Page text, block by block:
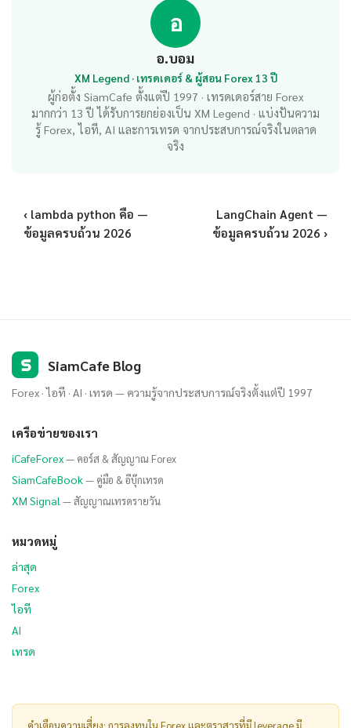
อ
อ.บอม
XM Legend · เทรดเดอร์ & ผู้สอน Forex 13 ปี
ผู้ก่อตั้ง SiamCafe ตั้งแต่ปี 1997 · เทรดเดอร์สาย Forex
มากกว่า 13 ปี ได้รับการยกย่องเป็น XM Legend · แบ่งปันความ
รู้ Forex, ไอที, AI และการเทรด จากประสบการณ์จริงในตลาด
จริง
‹ lambda python คือ —
ข้อมูลครบถ้วน 2026
LangChain Agent —
ข้อมูลครบถ้วน 2026 ›
S SiamCafe Blog
Forex · ไอที · AI · เทรด — ความรู้จากประสบการณ์จริงตั้งแต่ปี 1997
เครือข่ายของเรา
iCafeForex— คอร์ส & สัญญาณ Forex
SiamCafeBook— คู่มือ & อีบุ๊กเทรด
XM Signal — สัญญาณเทรดรายวัน
หมวดหมู่
ล่าสุด
Forex
ไอที
AI
เทรด
คำเตือนความเสี่ยง: การลงทุนใน Forex และตราสารที่มี leverage มี